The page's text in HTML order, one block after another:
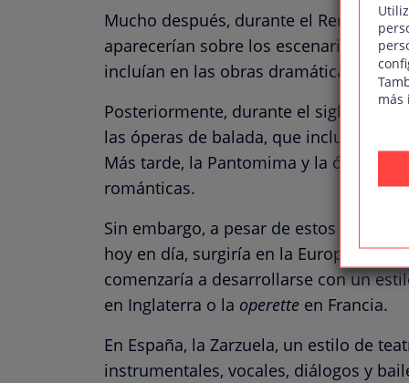
Mucho después, durante el
aparecerían sobre los escenarios
incluían en las obras dramáticas.
Posteriormente, durante el siglo XVIII,
las óperas de balada, que incluían
Más tarde, la Pantomima y la ópera
románticas.
Sin embargo, a pesar de estos
hoy en día, surgiría en la Europa del
comenzaría a desarrollarse con un
en Inglaterra o la operette en Francia.
En España, la Zarzuela, un estilo de
instrumentales, vocales, diálogos y
más